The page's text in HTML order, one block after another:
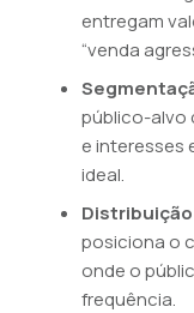
entregam
“venda
público-alvo
e interesses
ideal.
posiciona o
onde o
frequência.